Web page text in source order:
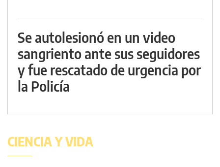
Se autolesionó en un video
sangriento ante sus seguidores
y fue rescatado de urgencia por
la Policía
CIENCIA Y VIDA